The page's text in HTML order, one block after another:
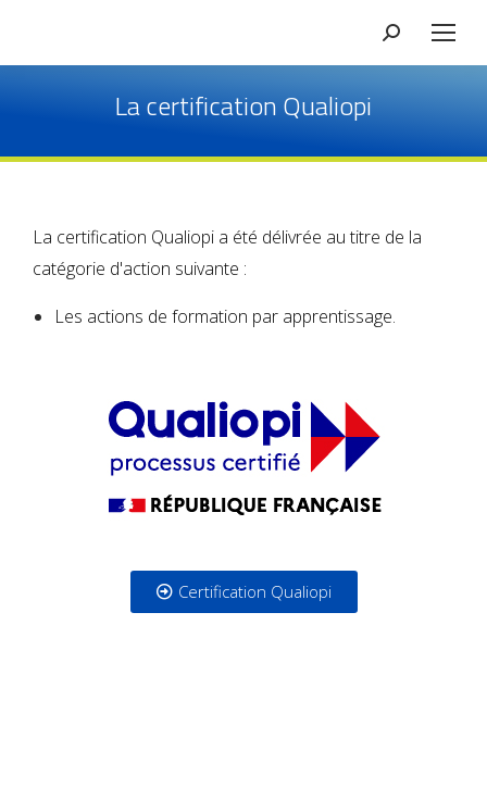
La certification Qualiopi
La certification Qualiopi a été délivrée au titre de la
catégorie d'action suivante :
Les actions de formation par apprentissage.
Certification Qualiopi